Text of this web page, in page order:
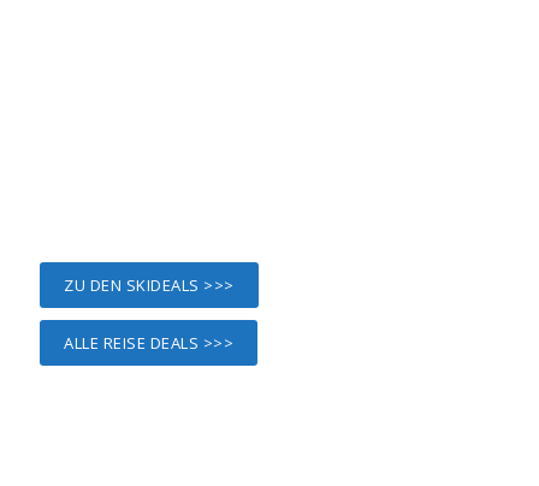
ZU DEN SKIDEALS >>>
ALLE REISE DEALS >>>